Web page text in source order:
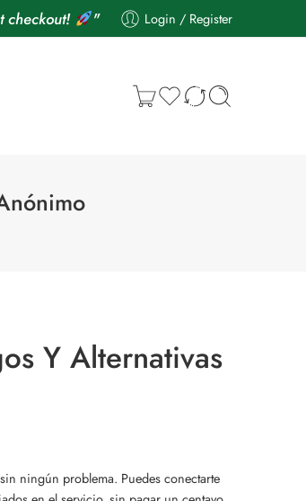
checkout! " Login / Register
Y Alternativas
ningún problema. Puedes conectarte